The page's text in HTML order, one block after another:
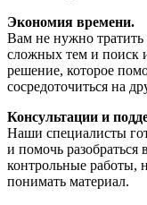
Экономия времени.
Вам не нужно тратить
сложных тем и поиск
решение, которое
сосредоточиться на
Консультации и
Наши специалисты
и помочь
контрольные работы,
понимать материал.